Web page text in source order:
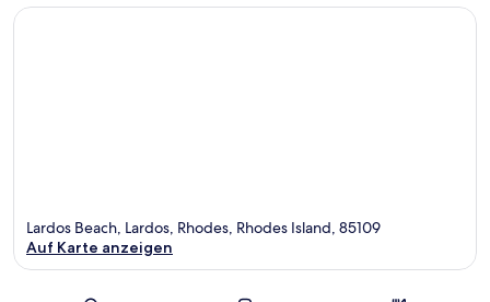
Lardos Beach, Lardos, Rhodes, Rhodes Island, 85109
Auf Karte anzeigen